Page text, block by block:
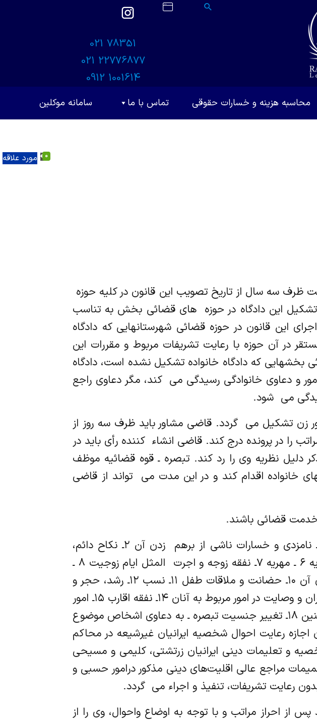
021 78351
021 22776877
0912 1001614
محاسبه هزینه و خسارات حقوقی تماس با ما سامانه موکلین
مورد علاقه 0
ظرف سه سال از تاریخ تصویب این قانون در کلیه حوزه
این دادگاه در حوزه ‌ های قضائی بخش به تناسب
قوه قضائیه موکول است. تبصره ۱ـ از زمان اجرای این قانون در حوزه قضائی شهرستانهایی که دادگاه
در آن حوزه با رعایت تشریفات مربوط و مقررات این
رسیدگی می ‌ کند. تبصره ۲ـ در حوزه قضائی بخشهایی که دادگاه خانواده تشکیل نشده است، دادگاه
و دعاوی خانوادگی رسیدگی می ‌ کند، مگر دعاوی راجع
می ‌ شود.
زن تشکیل می ‌ گردد. قاضی مشاور باید ظرف سه روز از
را در پرونده درج کند. قاضی انشاء ‌ کننده رأی باید در
دلیل نظریه وی را رد کند. تبصره ـ قوه قضائیه موظف
خانواده اقدام کند و در این مدت می ‌ تواند از قاضی
ماده ۴ رسیدگی به امور و دعاوی زیر در صلاحیت دادگاه خانواده است: ۱ـ نامزدی و خسارات ناشی از برهم ‌ زدن آن ۲ـ نکاح دائم،
موقت و اذن در نکاح ۳ـ شروط ضمن عقد نکاح ۴ـ ازدواج مجدد ۵ ـ جهیزیه ۶ ـ مهریه ۷ـ نفقه زوجه و اجرت ‌ المثل ایام زوجیت ۸ ـ
تمکین و نشوز ۹ـ طلاق، رجوع، فسخ و انفساخ نکاح، بذل مدت و انقضای آن ۱۰ـ حضانت و ملاقات طفل ۱۱ـ نسب ۱۲ـ رشد، حجر و
رفع آن ۱۳ـ ولایت قهری، قیمومت، امور مربوط به ناظر و امین اموال محجوران و وصایت در امور مربوط به آنان ۱۴ـ نفقه اقارب ۱۵ـ امور
راجع به غایب مفقود ‌ الاثر ۱۶ـ سرپرستی کودکان بی ‌ سرپرست ۱۷ـ اهدای جنین ۱۸ـ تغییر جنسیت تبصره ـ به دعاوی اشخاص موضوع
طبق قانون اجازه رعایت احوال شخصیه ایرانیان غیرشیعه در محاکم
شخصیه و تعلیمات دینی ایرانیان زرتشتی، کلیمی و مسیحی
مراجع عالی اقلیت‌های دینی مذکور درامور حسبی و
رعایت تشریفات، تنفیذ و اجراء می ‌ گردد.
از احراز مراتب و با توجه به اوضاع واحوال، وی را از